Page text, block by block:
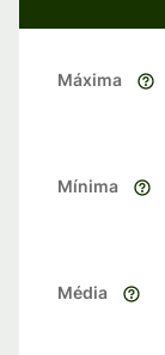
Máxima
Mínima
Média